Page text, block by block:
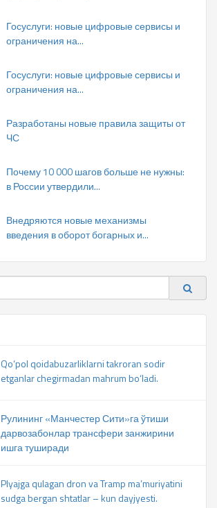
Госуслуги: новые цифровые сервисы и
ограничения на...
Госуслуги: новые цифровые сервисы и
ограничения на...
Разработаны новые правила защиты от
ЧС
Почему 10 000 шагов больше не нужны:
в России утвердили...
Внедряются новые механизмы
введения в оборот богарных и...
Qo‘pol qoidabuzarliklarni takroran sodir
etganlar chegirmadan mahrum bo‘ladi.
Рулининг «Манчестер Сити»га ўтиши
дарвозабонлар трансфери занжирини
ишга туширади
Plyajga qulagan dron va Tramp ma’muriyatini
sudga bergan shtatlar – kun dayjyesti.